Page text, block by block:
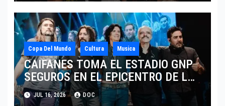
Copa Del Mundo Cultura Musica
CAIFANES TOMA EL ESTADIO GNP
SEGUROS EN EL EPICENTRO DE LA
IDENTIDAD MEXICANA
JUL 16, 2026 DOC